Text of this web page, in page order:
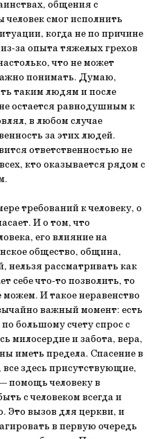
общения с
смог исполнить
когда не по причине
за опыта тяжелых грехов
что не может
понимать. Думаю,
таким людям и после
остается равнодушным к
в любом случае
за этих людей.
ответственностью не
кто оказывается рядом с
требований к человеку, о
И о том, что
его влияние на
общество, община,
нельзя рассматривать как
себе что-то позволить, то
можем. И такое неравенство
важный момент: есть
большому счету спрос с
милосердие и забота, вера,
иметь предела. Спасение в
здесь присутствующие,
помощь человеку в
с человеком всегда и
Это вызов для церкви, и
в первую очередь